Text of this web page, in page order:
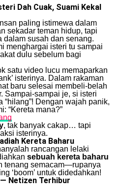
Dah Cuak, Suami Kekal
paling istimewa dalam
sekadar teman hidup, tapi
dalam susah dan senang.
menghargai isteri tu sampai
dulu sebelum bagi
satu video lucu memaparkan
isterinya. Dalam rakaman
baru selesai membeli-belah
Sampai-sampai je, si isteri
Dengan wajah panik,
“Kereta mana?”
, tak banyak cakap… tapi
isterinya.
Kereta Baharu
rancangan lelaki
sebuah kereta baharu
tenang semacam—rupanya
‘boom’ untuk didedahkan!
— Netizen Terhibur